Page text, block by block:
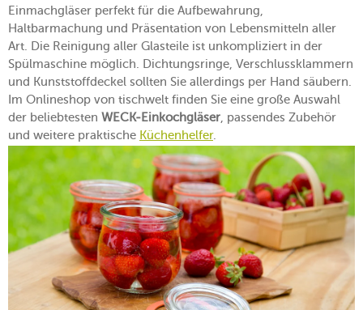
Einmachgläser perfekt für die Aufbewahrung,
Haltbarmachung und Präsentation von Lebensmitteln aller
Art. Die Reinigung aller Glasteile ist unkompliziert in der
Spülmaschine möglich. Dichtungsringe, Verschlussklammern
und Kunststoffdeckel sollten Sie allerdings per Hand säubern.
Im Onlineshop von tischwelt finden Sie eine große Auswahl
der beliebtesten WECK-Einkochgläser, passendes Zubehör
und weitere praktische Küchenhelfer.